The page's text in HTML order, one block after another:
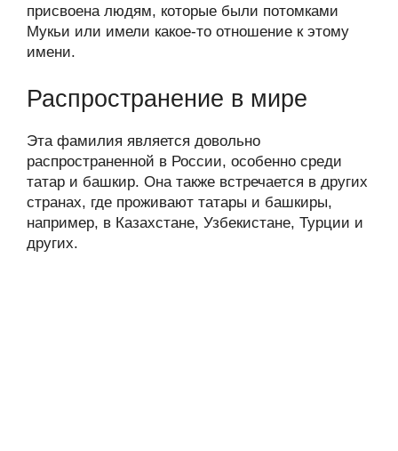
присвоена людям, которые были потомками
Мукьи или имели какое-то отношение к этому
имени.
Распространение в мире
Эта фамилия является довольно
распространенной в России, особенно среди
татар и башкир. Она также встречается в других
странах, где проживают татары и башкиры,
например, в Казахстане, Узбекистане, Турции и
других.